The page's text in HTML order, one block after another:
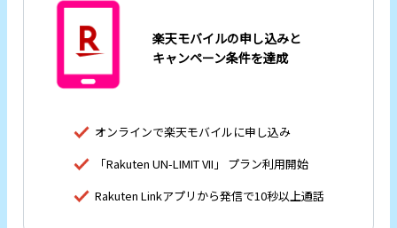
楽天モバイルの申し込みと
キャンペーン条件を達成
オンラインで楽天モバイルに申し込み
「Rakuten UN-LIMIT VII」 プラン利用開始
Rakuten Linkアプリから発信で10秒以上通話